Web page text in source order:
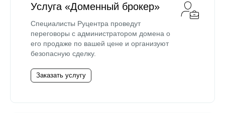
Услуга «Доменный брокер»
Специалисты Руцентра проведут
переговоры с администратором домена о
его продаже по вашей цене и организуют
безопасную сделку.
Заказать услугу